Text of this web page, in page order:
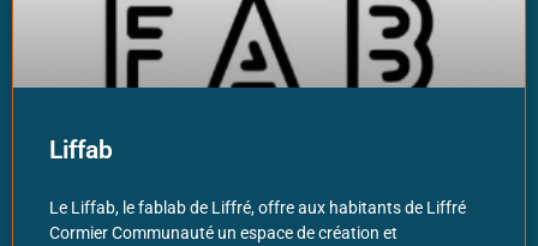
Liffab
Le Liffab, le fablab de Liffré, offre aux habitants de Liffré
Cormier Communauté un espace de création et